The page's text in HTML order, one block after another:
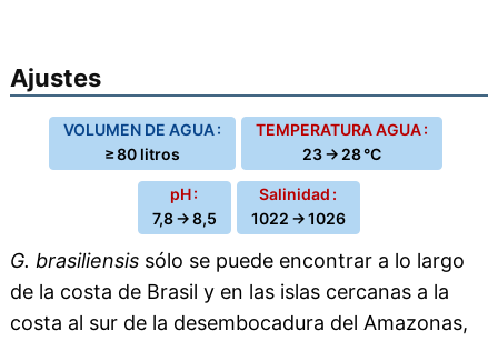
Ajustes
VOLUMEN DE AGUA :
≥ 80 litros
TEMPERATURA AGUA :
23 → 28 °C
pH :
7,8 → 8,5
Salinidad :
1022 → 1026
G. brasiliensissólo se puede encontrar a lo largo
de la costa de Brasil y en las islas cercanas a la
costa al sur de la desembocadura del Amazonas,